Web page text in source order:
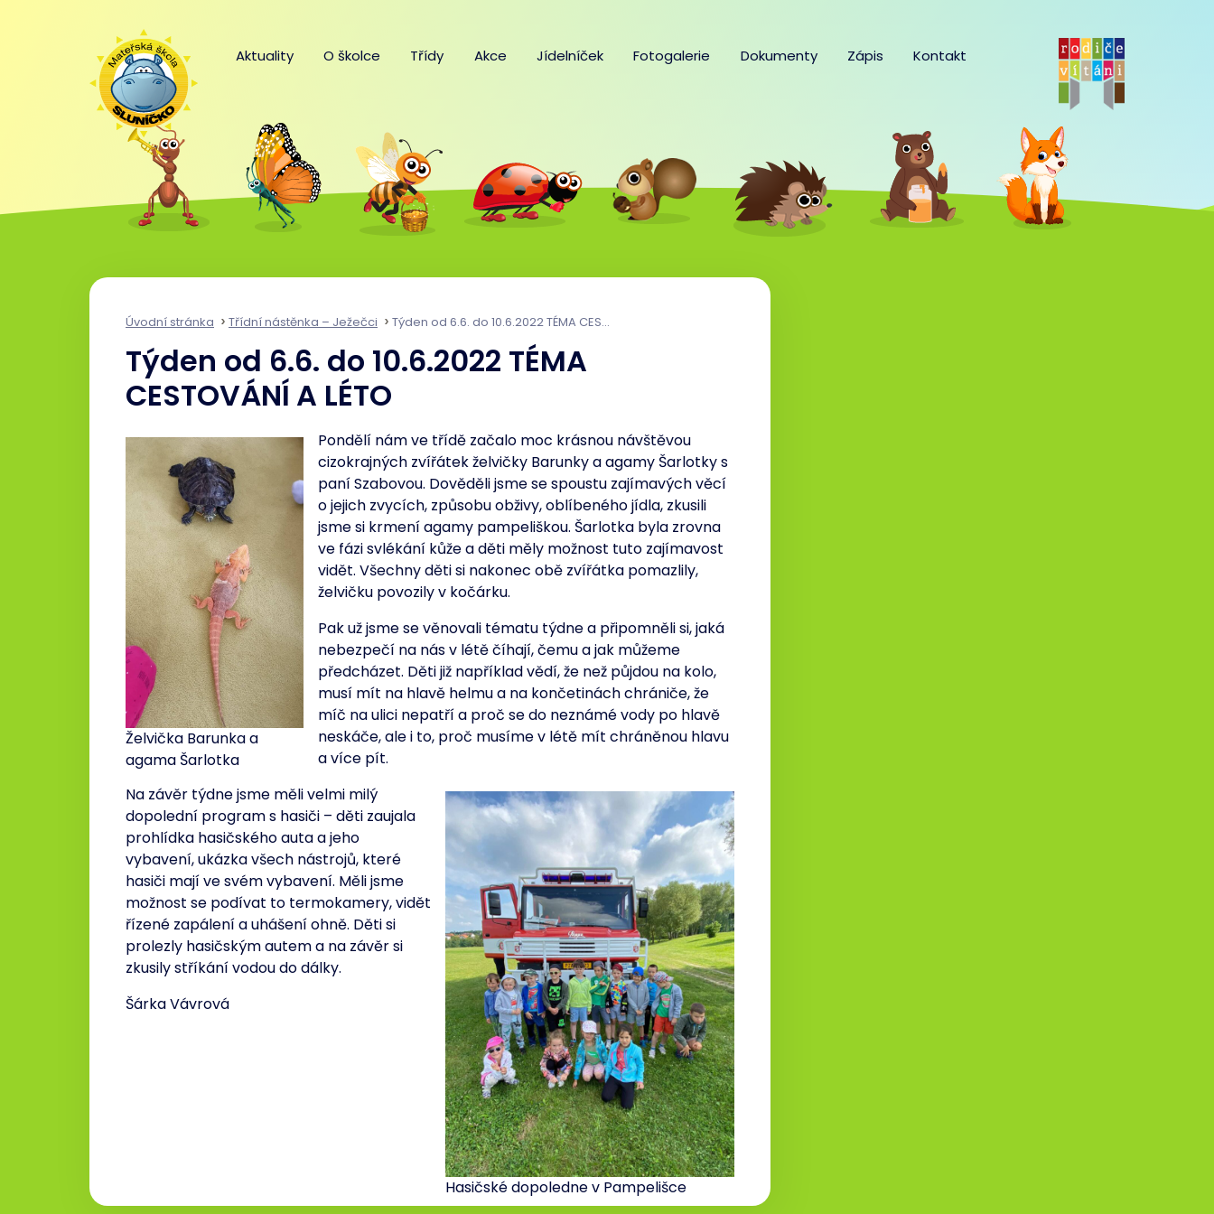
Aktuality O školce Třídy Akce Jídelníček Fotogalerie Dokumenty Zápis Kontakt
Úvodní stránka Třídní nástěnka – Ježečci Týden od 6.6. do 10.6.2022 TÉMA CESTOVÁNÍ A LÉTO
Týden od 6.6. do 10.6.2022 TÉMA
CESTOVÁNÍ A LÉTO
Želvička Barunka a
agama Šarlotka
Pondělí nám ve třídě začalo moc krásnou návštěvou
cizokrajných zvířátek želvičky Barunky a agamy Šarlotky s
paní Szabovou. Dověděli jsme se spoustu zajímavých věcí
o jejich zvycích, způsobu obživy, oblíbeného jídla, zkusili
jsme si krmení agamy pampeliškou. Šarlotka byla zrovna
ve fázi svlékání kůže a děti měly možnost tuto zajímavost
vidět. Všechny děti si nakonec obě zvířátka pomazlily,
želvičku povozily v kočárku.
Pak už jsme se věnovali tématu týdne a připomněli si, jaká
nebezpečí na nás v létě číhají, čemu a jak můžeme
předcházet. Děti již například vědí, že než půjdou na kolo,
musí mít na hlavě helmu a na končetinách chrániče, že
míč na ulici nepatří a proč se do neznámé vody po hlavě
neskáče, ale i to, proč musíme v létě mít chráněnou hlavu
a více pít.
Hasičské dopoledne v Pampelišce
Na závěr týdne jsme měli velmi milý
dopolední program s hasiči – děti zaujala
prohlídka hasičského auta a jeho
vybavení, ukázka všech nástrojů, které
hasiči mají ve svém vybavení. Měli jsme
možnost se podívat to termokamery, vidět
řízené zapálení a uhášení ohně. Děti si
prolezly hasičským autem a na závěr si
zkusily stříkání vodou do dálky.
Šárka Vávrová